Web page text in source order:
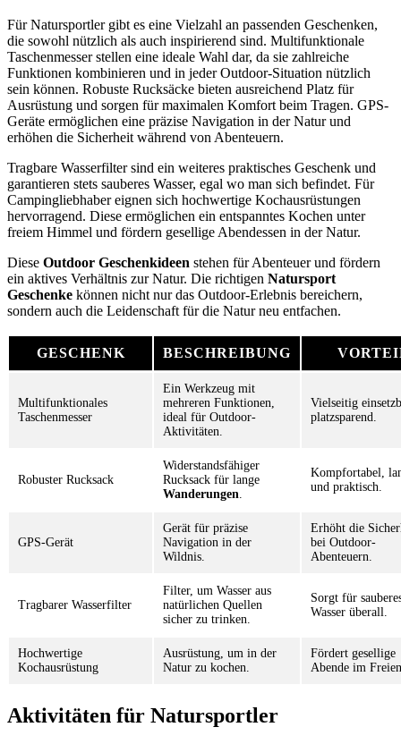
Für Natursportler gibt es eine Vielzahl an passenden Geschenken,
die sowohl nützlich als auch inspirierend sind. Multifunktionale
Taschenmesser stellen eine ideale Wahl dar, da sie zahlreiche
Funktionen kombinieren und in jeder Outdoor-Situation nützlich
sein können. Robuste Rucksäcke bieten ausreichend Platz für
Ausrüstung und sorgen für maximalen Komfort beim Tragen. GPS-
Geräte ermöglichen eine präzise Navigation in der Natur und
erhöhen die Sicherheit während von Abenteuern.
Tragbare Wasserfilter sind ein weiteres praktisches Geschenk und
garantieren stets sauberes Wasser, egal wo man sich befindet. Für
Campingliebhaber eignen sich hochwertige Kochausrüstungen
hervorragend. Diese ermöglichen ein entspanntes Kochen unter
freiem Himmel und fördern gesellige Abendessen in der Natur.
Diese Outdoor Geschenkideen stehen für Abenteuer und fördern
ein aktives Verhältnis zur Natur. Die richtigen Natursport
Geschenke können nicht nur das Outdoor-Erlebnis bereichern,
sondern auch die Leidenschaft für die Natur neu entfachen.
GESCHENK BESCHREIBUNG
Multifunktionales
Taschenmesser
Ein Werkzeug mit
mehreren Funktionen,
ideal für Outdoor-
Aktivitäten.
Vielseitig
platzsparend.
Robuster Rucksack
Widerstandsfähiger
Rucksack für lange
Wanderungen
Kompfortabel,
und praktisch.
GPS-Gerät
Gerät für präzise
Navigation in der
Wildnis.
Erhöht die
bei Outdoor-
Abenteuern.
Tragbarer Wasserfilter
Filter, um Wasser aus
natürlichen Quellen
sicher zu trinken.
Sorgt für
Wasser überall.
Hochwertige
Kochausrüstung
Ausrüstung, um in der
Natur zu kochen.
Fördert gesellige
Abende im
Aktivitäten für Natursportler